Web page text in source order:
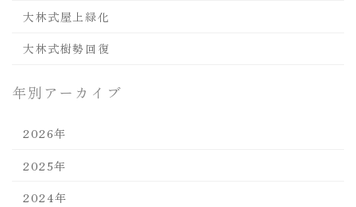
大林式屋上緑化
大林式樹勢回復
年別アーカイブ
2026年
2025年
2024年